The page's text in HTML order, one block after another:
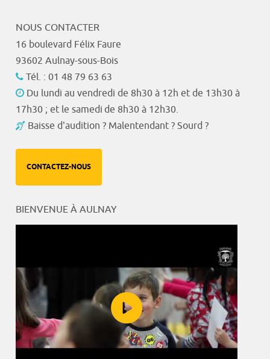
NOUS CONTACTER
16 boulevard Félix Faure
93602 Aulnay-sous-Bois
Tél. : 01 48 79 63 63
Du lundi au vendredi de 8h30 à 12h et de 13h30 à
17h30 ; et le samedi de 8h30 à 12h30.
Baisse d'audition ? Malentendant ? Sourd ?
CONTACTEZ-NOUS
BIENVENUE À AULNAY